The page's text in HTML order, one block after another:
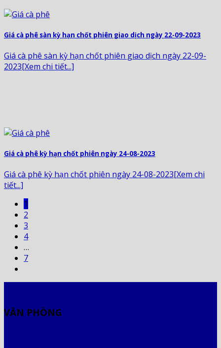
Giá cà phê sàn kỳ hạn chốt phiên giao dịch ngày 22-09-2023
Giá cà phê sàn kỳ hạn chốt phiên giao dịch ngày 22-09-
2023[Xem chi tiết...]
Giá cà phê kỳ hạn chốt phiên ngày 24-08-2023
Giá cà phê kỳ hạn chốt phiên ngày 24-08-2023[Xem chi
tiết...]
1
2
3
4
…
7
VĂN PHÒNG